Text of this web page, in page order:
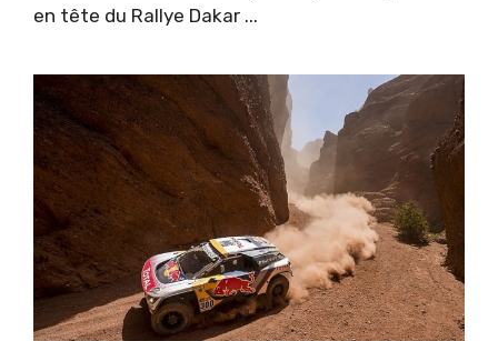
en tête du Rallye Dakar ...